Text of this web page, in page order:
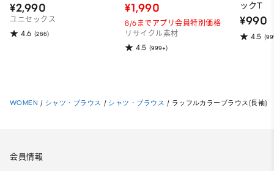
¥2,990
ユニセックス
4.6 (266)
¥1,990
8/6までアプリ会員特別価格
リサイクル素材
4.5 (999+)
ックT
¥990
4.5
WOMEN / シャツ・ブラウス / シャツ・ブラウス / ラッフルカラーブラウス(長袖)
会員情報